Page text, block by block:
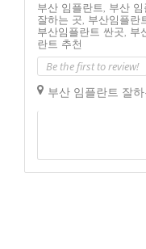
부산 임플란트, 부산 임
잘하는 곳, 부산임플란
부산임플란트 싼곳, 부
란트 추천
Be the first to review!
부산 임플란트 잘